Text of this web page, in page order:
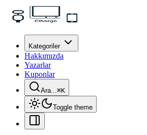
Kategoriler
Hakkımızda
Yazarlar
Kuponlar
Ara...⌘K
Toggle theme